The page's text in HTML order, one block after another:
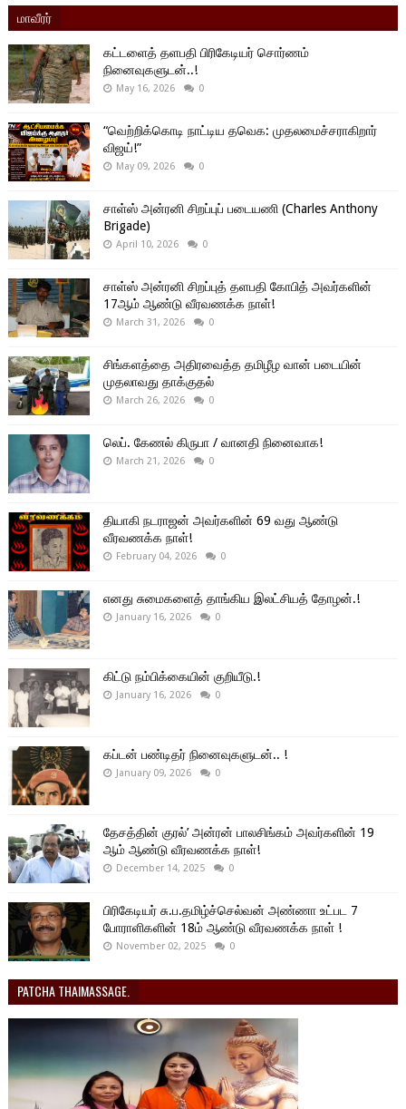
மாவீரர்
கட்டளைத் தளபதி பிரிகேடியர் சொர்ணம்
நினைவுகளுடன்..!
May 16, 2026 0
“வெற்றிக்கொடி நாட்டிய தவெக: முதலமைச்சராகிறார்
விஜய்!”
May 09, 2026 0
சாள்ஸ் அன்ரனி சிறப்புப் படையணி (Charles Anthony
Brigade)
April 10, 2026 0
சாள்ஸ் அன்ரனி சிறப்புத் தளபதி கோபித் அவர்களின்
17ஆம் ஆண்டு வீரவணக்க நாள்!
March 31, 2026 0
சிங்களத்தை அதிரவைத்த தமிழீழ வான் படையின்
முதலாவது தாக்குதல்
March 26, 2026 0
லெப். கேணல் கிருபா / வானதி நினைவாக!
March 21, 2026 0
தியாகி நடராஜன் அவர்களின் 69 வது ஆண்டு
வீரவணக்க நாள்!
February 04, 2026 0
எனது சுமைகளைத் தாங்கிய இலட்சியத் தோழன்.!
January 16, 2026 0
கிட்டு நம்பிக்கையின் குறியீடு.!
January 16, 2026 0
கப்டன் பண்டிதர் நினைவுகளுடன்.. !
January 09, 2026 0
தேசத்தின் குரல்’ அன்ரன் பாலசிங்கம் அவர்களின் 19
ஆம் ஆண்டு வீரவணக்க நாள்!
December 14, 2025 0
பிரிகேடியர் சு.ப.தமிழ்ச்செல்வன் அண்ணா உட்பட 7
போராளிகளின் 18ம் ஆண்டு வீரவணக்க நாள் !
November 02, 2025 0
PATCHA THAIMASSAGE.